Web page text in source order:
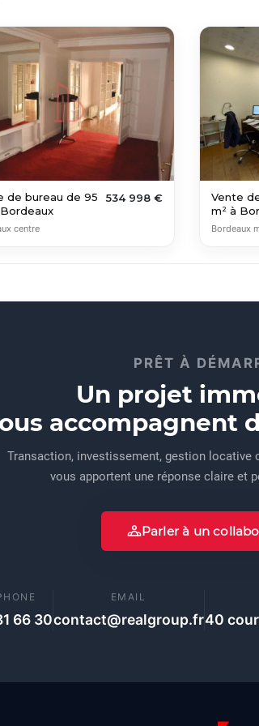
de bureau de 95
534 998 €
centre
Vente
m² à
Bordeaux
PRÊT À
Un projet
accompagnent
Transaction, investissement, gestion
vous apportent une réponse claire et
Parler à un
66 30
EMAIL
contact@realgroup.fr40